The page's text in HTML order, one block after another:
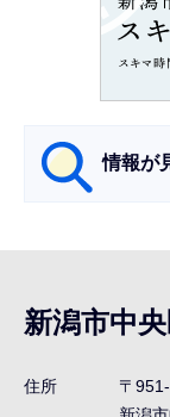
情報が
ナ
ビ
ゲ
新潟市中
住所
〒